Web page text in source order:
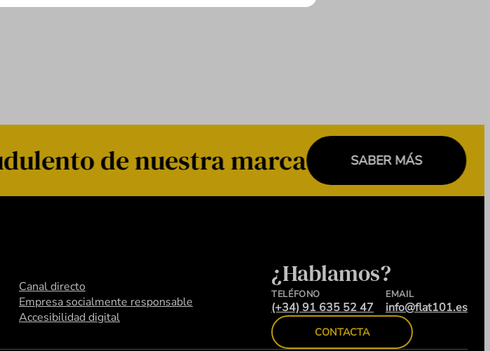
de nuestra marca SABER MÁS
Canal directo
Empresa socialmente responsable
Accesibilidad digital
¿Hablamos?
TELÉFONO
(+34) 91 635 52 47
EMAIL
info@flat101.es
CONTACTA